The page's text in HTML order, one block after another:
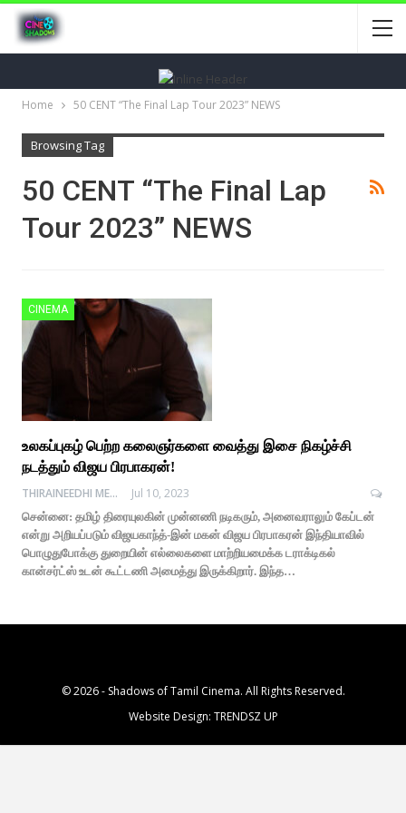
Home 50 CENT “The Final Lap Tour 2023” NEWS
Browsing Tag
50 CENT “The Final Lap
Tour 2023” NEWS
CINEMA
உலகப்புகழ் பெற்ற கலைஞர்களை வைத்து இசை நிகழ்ச்சி
நடத்தும் விஜய பிரபாகரன்!
THIRAINEEDHI MEDIA
Jul 10, 2023
சென்னை: தமிழ் திரையுலகின் முன்னணி நடிகரும், அனைவராலும் கேப்டன்
என்று அறியப்படும் விஜயகாந்த்-இன் மகன் விஜய பிரபாகரன் இந்தியாவில்
பொழுதுபோக்கு துறையின் எல்லைகளை மாற்றியமைக்க டராக்டிகல்
கான்சர்ட்ஸ் உடன் கூட்டணி அமைத்து இருக்கிறார். இந்த…
© 2026 - Shadows of Tamil Cinema. All Rights Reserved.
Website Design: TRENDSZ UP